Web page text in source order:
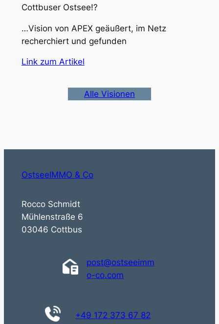
Cottbuser Ostsee!?
…Vision von APEX geäußert, im Netz
recherchiert und gefunden
Link zum Artikel
Alle Visionen
OstseeIMMO & Co
Rocco Schmidt
Mühlenstraße 6
03046 Cottbus
post@ostseeimm
o-co.com
+49 172 373 67 82